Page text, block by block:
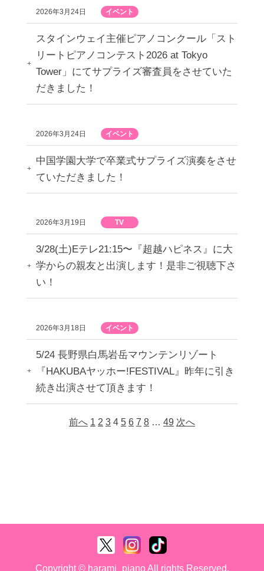
2026年3月24日 イベント
スタインウェイ主催ピアノコンクール「スト
リートピアノコンテスト2026 at Tokyo
Tower」にてサプライズ審査員をさせていた
だきました！
2026年3月24日 イベント
中国学園大学で卒業式サプライズ演奏をさせ
ていただきました！
2026年3月19日 TV
3/28(土)Eテレ21:15〜『超越ハピネス』に大
学からの親友と出演します！是非ご視聴下さ
い！
2026年3月18日 イベント
5/24 長野県白馬岩岳マウンテンリゾート
『HAKUBAヤッホー!FESTIVAL』昨年に引き
続き出演させて頂きます！
前へ 1 2 3 4 5 6 7 8 … 49 次へ
Copyright © harami_piano All rights Reserved.